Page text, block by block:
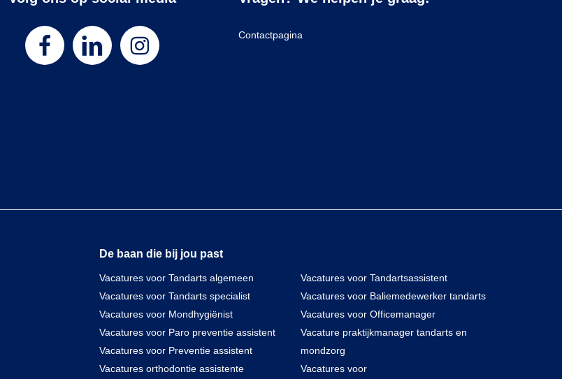
Contactpagina
De baan die bij jou past
Vacatures voor Tandarts algemeen
Vacatures voor Tandarts specialist
Vacatures voor Mondhygiënist
Vacatures voor Paro preventie assistent
Vacatures voor Preventie assistent
Vacatures orthodontie assistente
Vacatures voor Tandartsassistent
Vacatures voor Baliemedewerker tandarts
Vacatures voor Officemanager
Vacature praktijkmanager tandarts en
mondzorg
Vacatures voor